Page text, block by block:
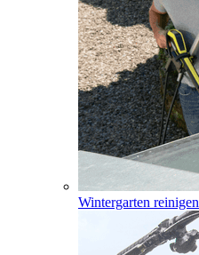
Wintergarten reinigen